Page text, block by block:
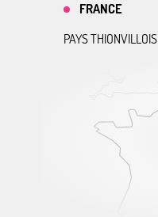
FRANCE
PAYS THIONVILLOIS